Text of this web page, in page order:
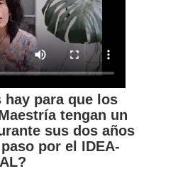
hay para que los
tengan un
sus dos años
por el IDEA-